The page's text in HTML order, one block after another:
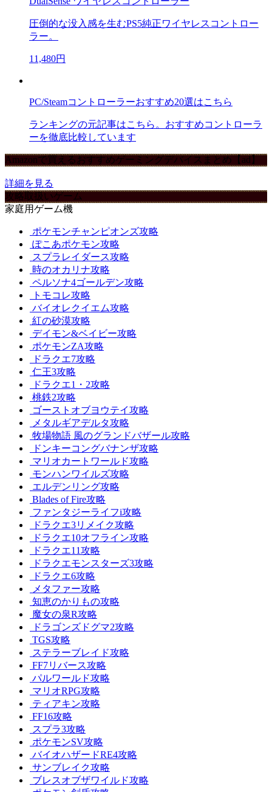
圧倒的な没入感を生むPS5純正ワイヤレスコントロー
ラー。
11,480円
PC/Steamコントローラーおすすめ20選はこちら
ランキングの元記事はこちら。おすすめコントローラ
ーを徹底比較しています
Amazonで買えるおすすめゲーミングデバイスまとめ【ad】
詳細を見る
攻略取扱いゲーム
家庭用ゲーム機
ポケモンチャンピオンズ攻略
ぽこあポケモン攻略
スプラレイダース攻略
時のオカリナ攻略
ペルソナ4ゴールデン攻略
トモコレ攻略
バイオレクイエム攻略
紅の砂漠攻略
デイモン&ベイビー攻略
ポケモンZA攻略
ドラクエ7攻略
仁王3攻略
ドラクエ1・2攻略
桃鉄2攻略
ゴーストオブヨウテイ攻略
メタルギアデルタ攻略
牧場物語 風のグランドバザール攻略
ドンキーコングバナンザ攻略
マリオカートワールド攻略
モンハンワイルズ攻略
エルデンリング攻略
Blades of Fire攻略
ファンタジーライフi攻略
ドラクエ3リメイク攻略
ドラクエ10オフライン攻略
ドラクエ11攻略
ドラクエモンスターズ3攻略
ドラクエ6攻略
メタファー攻略
知恵のかりもの攻略
魔女の泉R攻略
ドラゴンズドグマ2攻略
TGS攻略
ステラーブレイド攻略
FF7リバース攻略
パルワールド攻略
マリオRPG攻略
ティアキン攻略
FF16攻略
スプラ3攻略
ポケモンSV攻略
バイオハザードRE4攻略
サンブレイク攻略
ブレスオブザワイルド攻略